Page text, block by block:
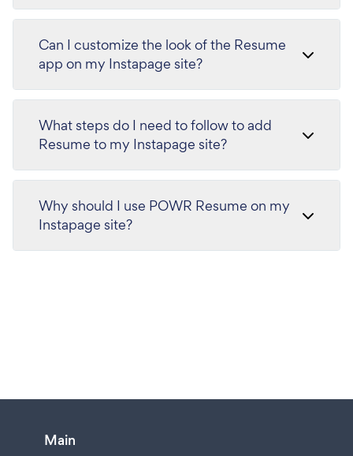
Can I customize the look of the Resume
app on my Instapage site?
What steps do I need to follow to add
Resume to my Instapage site?
Why should I use POWR Resume on my
Instapage site?
Main